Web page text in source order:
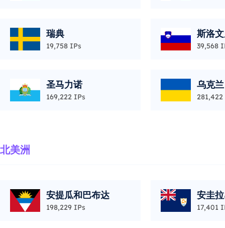
瑞典
19,758 IPs
斯洛
39,568
圣马力诺
169,222 IPs
乌克兰
北美洲
安提瓜和巴布达
198,229 IPs
安圭
17,401